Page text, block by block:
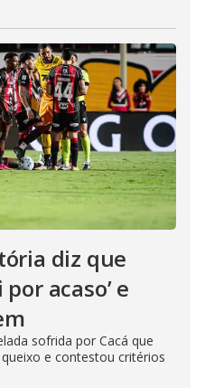
diz que
acaso’ e
sofrida por Cacá que
e contestou critérios